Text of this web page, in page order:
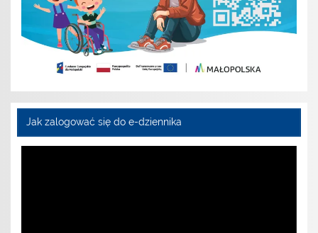
Jak zalogować się do e-dziennika